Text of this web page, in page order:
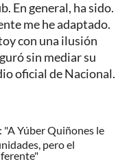
En general, ha sido.
me he adaptado.
con una ilusión
sin mediar su
oficial de Nacional.
Yúber Quiñones le
pero el